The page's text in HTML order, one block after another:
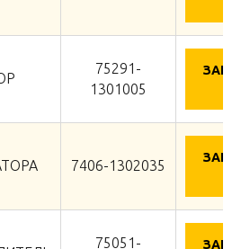
75291-
1301005
7406-1302035
75051-